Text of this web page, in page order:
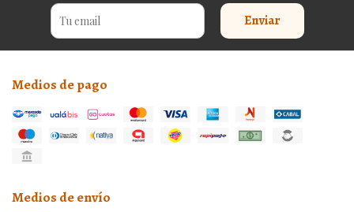
Enviar
Medios de pago
Medios de envío